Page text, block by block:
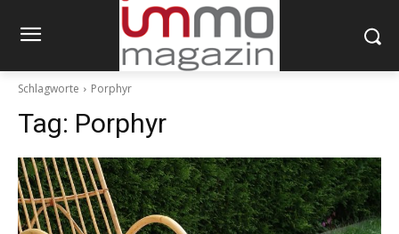
Schlagworte Porphyr
Tag: Porphyr